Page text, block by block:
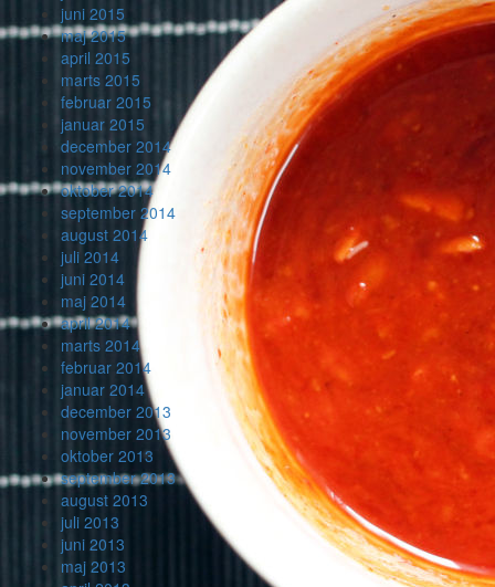
juni 2015
maj 2015
april 2015
marts 2015
februar 2015
januar 2015
december 2014
november 2014
oktober 2014
september 2014
august 2014
juli 2014
juni 2014
maj 2014
april 2014
marts 2014
februar 2014
januar 2014
december 2013
november 2013
oktober 2013
september 2013
august 2013
juli 2013
juni 2013
maj 2013